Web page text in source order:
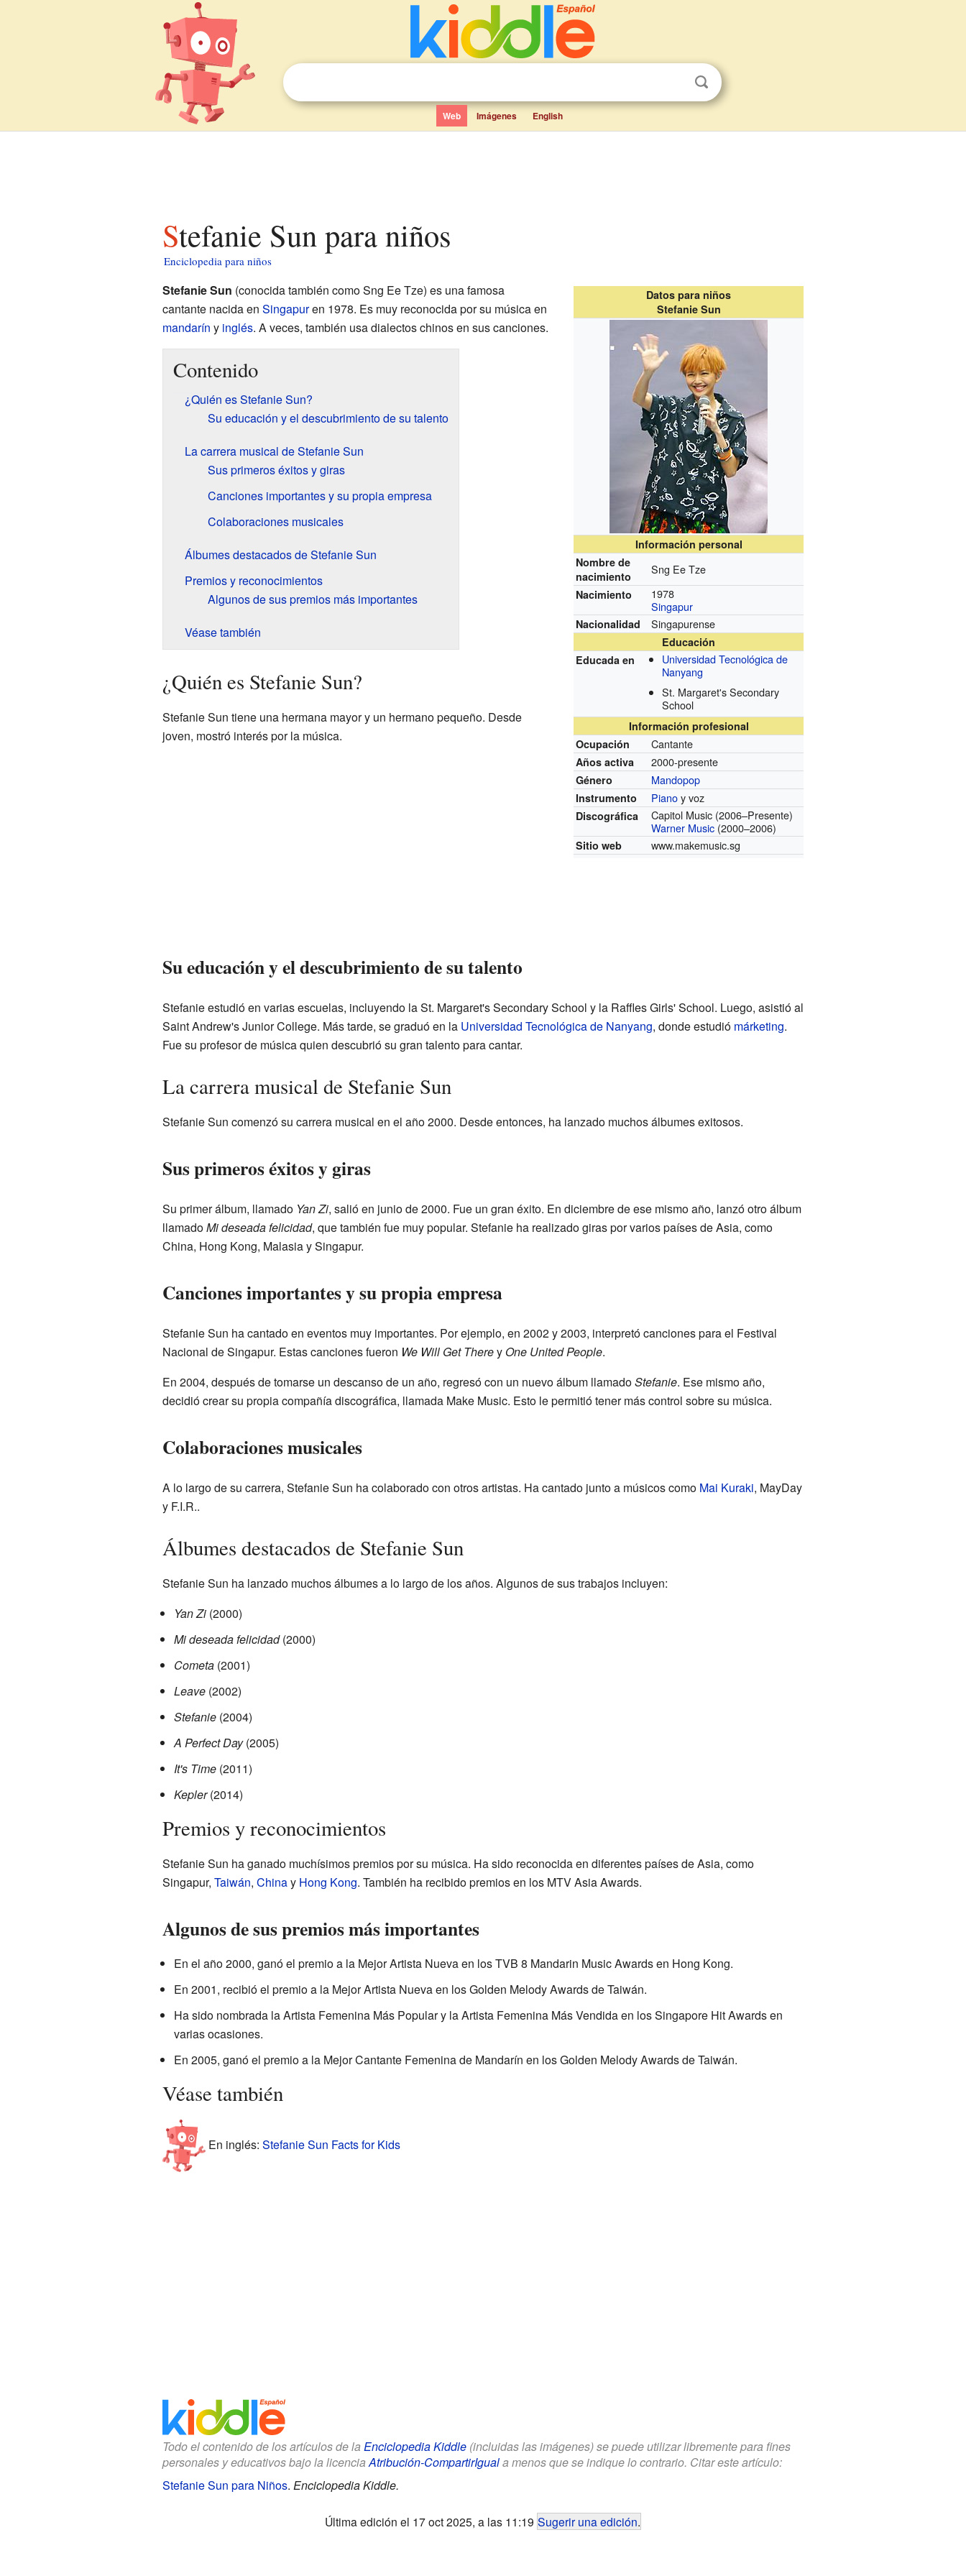
Web Imágenes English
Stefanie Sun para niños
Enciclopedia para niños
Datos para niños
Stefanie Sun
Información personal
Nombre de
nacimiento
Sng Ee Tze
Nacimiento
1978
Singapur
Nacionalidad Singapurense
Educación
Educada en
Universidad Tecnológica de
Nanyang
St. Margaret's Secondary
School
Información profesional
Ocupación
Cantante
Años activa 2000-presente
Género Mandopop
Instrumento Pianoy voz
Discográfica Capitol Music (2006–Presente)
Warner Music (2000–2006)
Sitio web www.makemusic.sg
Stefanie Sun (conocida también como Sng Ee Tze) es una famosa
cantante nacida en Singapuren 1978. Es muy reconocida por su música en
mandarín y inglés. A veces, también usa dialectos chinos en sus canciones.
Contenido
¿Quién es Stefanie Sun?
Su educación y el descubrimiento de su talento
La carrera musical de Stefanie Sun
Sus primeros éxitos y giras
Canciones importantes y su propia empresa
Colaboraciones musicales
Álbumes destacados de Stefanie Sun
Premios y reconocimientos
Algunos de sus premios más importantes
Véase también
¿Quién es Stefanie Sun?
Stefanie Sun tiene una hermana mayor y un hermano pequeño. Desde
joven, mostró interés por la música.
Su educación y el descubrimiento de su talento
Stefanie estudió en varias escuelas, incluyendo la St. Margaret's Secondary School y la Raffles Girls' School. Luego, asistió al
Saint Andrew's Junior College. Más tarde, se graduó en la Universidad Tecnológica de Nanyang, donde estudió márketing.
Fue su profesor de música quien descubrió su gran talento para cantar.
La carrera musical de Stefanie Sun
Stefanie Sun comenzó su carrera musical en el año 2000. Desde entonces, ha lanzado muchos álbumes exitosos.
Sus primeros éxitos y giras
Su primer álbum, llamado Yan Zi, salió en junio de 2000. Fue un gran éxito. En diciembre de ese mismo año, lanzó otro álbum
llamadoMi deseada felicidad, que también fue muy popular. Stefanie ha realizado giras por varios países de Asia, como
China, Hong Kong, Malasia y Singapur.
Canciones importantes y su propia empresa
Stefanie Sun ha cantado en eventos muy importantes. Por ejemplo, en 2002 y 2003, interpretó canciones para el Festival
Nacional de Singapur. Estas canciones fueron We Will Get Therey One United People.
En 2004, después de tomarse un descanso de un año, regresó con un nuevo álbum llamadoStefanie. Ese mismo año,
decidió crear su propia compañía discográfica, llamada Make Music. Esto le permitió tener más control sobre su música.
Colaboraciones musicales
A lo largo de su carrera, Stefanie Sun ha colaborado con otros artistas. Ha cantado junto a músicos como Mai Kuraki, MayDay
y F.I.R..
Álbumes destacados de Stefanie Sun
Stefanie Sun ha lanzado muchos álbumes a lo largo de los años. Algunos de sus trabajos incluyen:
Yan Zi(2000)
Mi deseada felicidad(2000)
Cometa(2001)
Leave(2002)
Stefanie(2004)
A Perfect Day(2005)
It's Time(2011)
Kepler(2014)
Premios y reconocimientos
Stefanie Sun ha ganado muchísimos premios por su música. Ha sido reconocida en diferentes países de Asia, como
Singapur, Taiwán, Chinay Hong Kong. También ha recibido premios en los MTV Asia Awards.
Algunos de sus premios más importantes
En el año 2000, ganó el premio a la Mejor Artista Nueva en los TVB 8 Mandarin Music Awards en Hong Kong.
En 2001, recibió el premio a la Mejor Artista Nueva en los Golden Melody Awards de Taiwán.
Ha sido nombrada la Artista Femenina Más Popular y la Artista Femenina Más Vendida en los Singapore Hit Awards en
varias ocasiones.
En 2005, ganó el premio a la Mejor Cantante Femenina de Mandarín en los Golden Melody Awards de Taiwán.
Véase también
En inglés: Stefanie Sun Facts for Kids
Todo el contenido de los artículos de la Enciclopedia Kiddle(incluidas las imágenes) se puede utilizar libremente para fines
personales y educativos bajo la licenciaAtribución-CompartirIguala menos que se indique lo contrario. Citar este artículo:
Stefanie Sun para Niños. Enciclopedia Kiddle.
Última edición el 17 oct 2025, a las 11:19 Sugerir una edición.